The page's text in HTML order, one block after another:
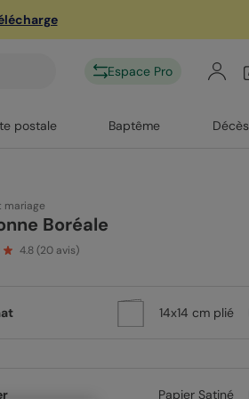
Espace Pro
postale Baptême Décès
mariage
Boréale
4.8(20 avis)
14x14 cm plié
Papier Satiné